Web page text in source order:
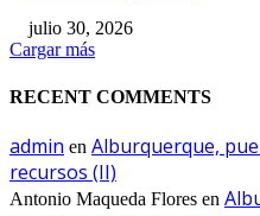
julio 30, 2026
Cargar más
RECENT COMMENTS
admin en Alburquerque,
recursos (II)
Antonio Maqueda Flores en